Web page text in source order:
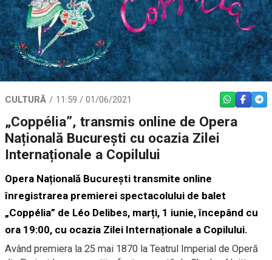
CULTURĂ 11:59 / 01/06/2021 WHATSAPP
„Coppélia”, transmis online de Opera
Națională București cu ocazia Zilei
Internaționale a Copilului
Opera Națională București transmite online
înregistrarea premierei spectacolului de balet
„Coppélia” de Léo Delibes, marți, 1 iunie, începând cu
ora 19:00, cu ocazia Zilei Internaționale a Copilului.
Având premiera la 25 mai 1870 la Teatrul Imperial de Operă